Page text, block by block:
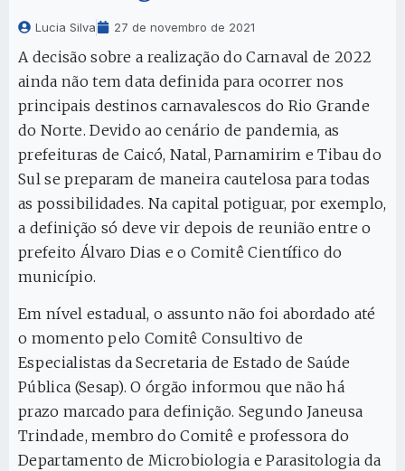
Lucia Silva 27 de novembro de 2021
A decisão sobre a realização do Carnaval de 2022
ainda não tem data definida para ocorrer nos
principais destinos carnavalescos do Rio Grande
do Norte. Devido ao cenário de pandemia, as
prefeituras de Caicó, Natal, Parnamirim e Tibau do
Sul se preparam de maneira cautelosa para todas
as possibilidades. Na capital potiguar, por exemplo,
a definição só deve vir depois de reunião entre o
prefeito Álvaro Dias e o Comitê Científico do
município.
Em nível estadual, o assunto não foi abordado até
o momento pelo Comitê Consultivo de
Especialistas da Secretaria de Estado de Saúde
Pública (Sesap). O órgão informou que não há
prazo marcado para definição. Segundo Janeusa
Trindade, membro do Comitê e professora do
Departamento de Microbiologia e Parasitologia da